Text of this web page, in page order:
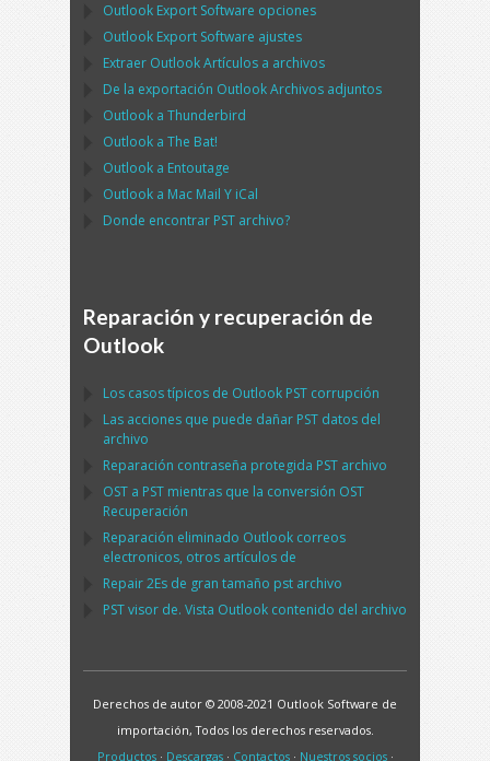
Outlook Export Software opciones
Outlook Export Software ajustes
Extraer OutlookArtículos a archivos
De la exportación OutlookArchivos adjuntos
Outlook a Thunderbird
Outlook a The Bat!
Outlook a Entoutage
Outlook a Mac Mail Y iCal
Donde encontrar PST archivo?
Reparación y recuperación de
Outlook
Los casos típicos de Outlook PST corrupción
Las acciones que puede dañar PST datos del
archivo
Reparación contraseña protegida PST archivo
OST a PST mientras que la conversión OST
Recuperación
Reparación eliminado Outlook correos
electronicos, otros artículos de
Repair2Es de gran tamaño pst archivo
PSTvisor de. Vista Outlook contenido del archivo
Derechos de autor © 2008-2021 Outlook Software de
importación, Todos los derechos reservados.
Productos· Descargas· Contactos· Nuestros socios·